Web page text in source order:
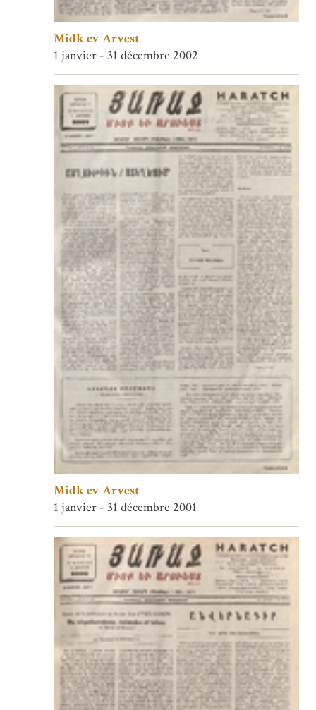
Midk ev Arvest
1 janvier - 31 décembre 2002
Midk ev Arvest
1 janvier - 31 décembre 2001